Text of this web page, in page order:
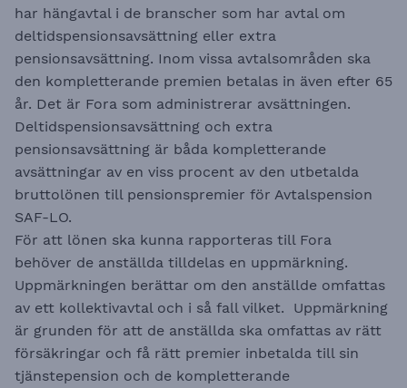
har hängavtal i de branscher som har avtal om
deltidspensionsavsättning eller extra
pensionsavsättning. Inom vissa avtalsområden ska
den kompletterande premien betalas in även efter 65
år. Det är Fora som administrerar avsättningen.
Deltidspensionsavsättning och extra
pensionsavsättning är båda kompletterande
avsättningar av en viss procent av den utbetalda
bruttolönen till pensionspremier för Avtalspension
SAF-LO.
För att lönen ska kunna rapporteras till Fora
behöver de anställda tilldelas en uppmärkning.
Uppmärkningen berättar om den anställde omfattas
av ett kollektivavtal och i så fall vilket. Uppmärkning
är grunden för att de anställda ska omfattas av rätt
försäkringar och få rätt premier inbetalda till sin
tjänstepension och de kompletterande